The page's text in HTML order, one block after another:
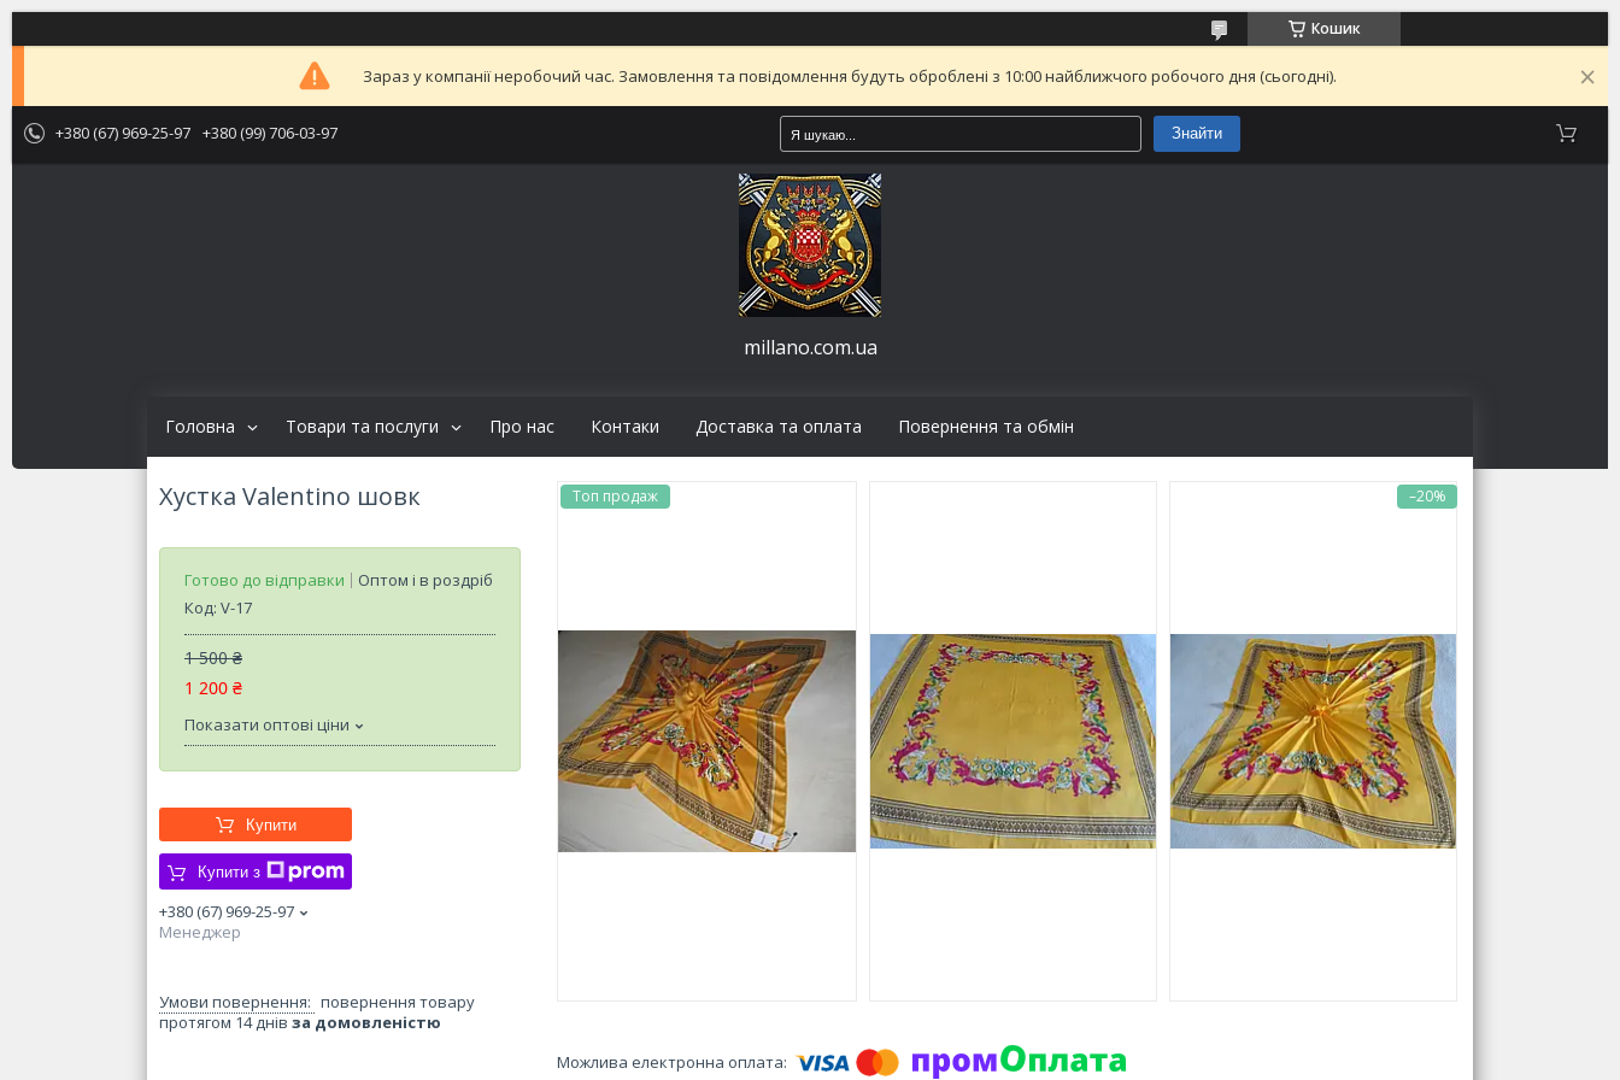
Кошик
Зараз у компанії неробочий час. Замовлення та повідомлення будуть оброблені з 10:00 найближчого робочого дня (сьогодні).
+380 (67) 969-25-97 +380 (99) 706-03-97 Знайти
millano.com.ua
Головна Товари та послуги Про нас Контаки Доставка та оплата Повернення та обмін
Хустка Valentino шовк
Готово до відправки
Оптом і в роздріб
Код: V-17
1 500 ₴
1 200 ₴
Показати оптові ціни
Купити
Купити з
+380 (67) 969-25-97
Менеджер
повернення товару
протягом 14 днів за домовленістю
Топ продаж –20%